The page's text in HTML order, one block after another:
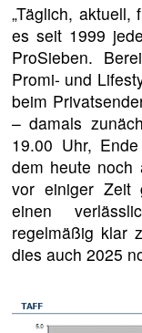
„Täglich, aktuell,
es seit 1999
ProSieben.
Promi- und
beim
– damals
19.00 Uhr,
dem heute noch
vor einiger Zeit
einen
regelmäßig klar
dies auch 2025